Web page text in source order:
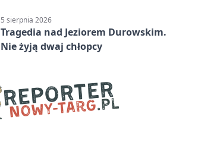
gospodarzy
5 sierpnia 2026
Tragedia nad Jeziorem Durowskim.
Nie żyją dwaj chłopcy